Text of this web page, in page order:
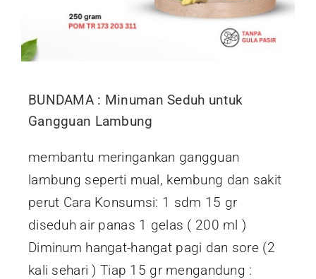
BUNDAMA : Minuman Seduh untuk
Gangguan Lambung
membantu meringankan gangguan
lambung seperti mual, kembung dan sakit
perut Cara Konsumsi: 1 sdm 15 gr
diseduh air panas 1 gelas ( 200 ml )
Diminum hangat-hangat pagi dan sore (2
kali sehari ) Tiap 15 gr mengandung :